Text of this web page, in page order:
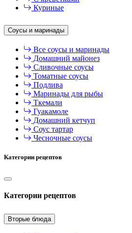
Куриные
Соусы и маринады
Все соусы и маринады
Домашний майонез
Сливочные соусы
Томатные соусы
Подлива
Маринады для рыбы
Ткемали
Гуакамоле
Домашний кетчуп
Соус тартар
Чесночные соусы
Категории рецептов
Категории рецептов
Вторые блюда